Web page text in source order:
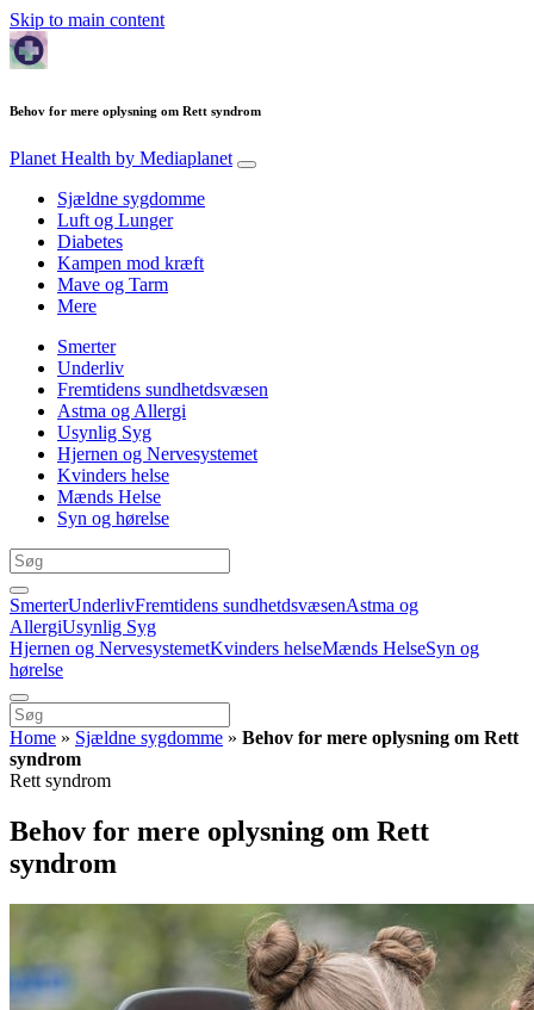
Skip to main content
Behov for mere oplysning om Rett syndrom
Planet Health by Mediaplanet
Sjældne sygdomme
Luft og Lunger
Diabetes
Kampen mod kræft
Mave og Tarm
Mere
Smerter
Underliv
Fremtidens sundhetdsvæsen
Astma og Allergi
Usynlig Syg
Hjernen og Nervesystemet
Kvinders helse
Mænds Helse
Syn og hørelse
SmerterUnderlivFremtidens sundhetdsvæsenAstma og
AllergiUsynlig Syg
Hjernen og NervesystemetKvinders helseMænds HelseSyn og
hørelse
Home » Sjældne sygdomme » Behov for mere oplysning om Rett
syndrom
Rett syndrom
Behov for mere oplysning om Rett
syndrom